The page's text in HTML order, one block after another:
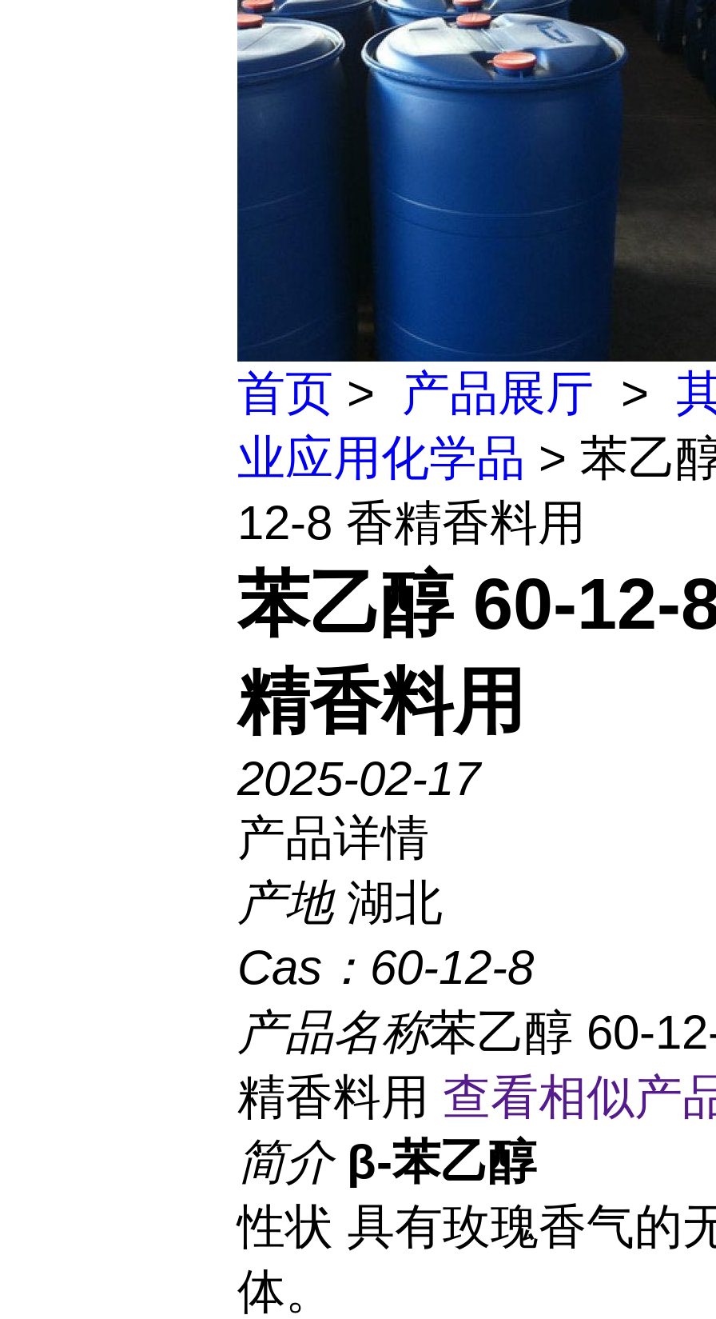
首页 > 产品展厅 >
业应用化学品 > 苯乙
12-8 香精香料用
苯乙醇 60-12-
精香料用
2025-02-17
产品详情
产地 湖北
Cas： 60-12-8
产品名称苯乙醇 60-
精香料用 查看相似产
简介 β-苯乙醇
性状 具有玫瑰香气的
体。